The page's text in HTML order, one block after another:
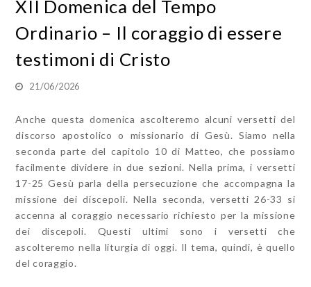
XII Domenica del Tempo
Ordinario – Il coraggio di essere
testimoni di Cristo
21/06/2026
Anche questa domenica ascolteremo alcuni versetti del
discorso apostolico o missionario di Gesù. Siamo nella
seconda parte del capitolo 10 di Matteo, che possiamo
facilmente dividere in due sezioni. Nella prima, i versetti
17-25 Gesù parla della persecuzione che accompagna la
missione dei discepoli. Nella seconda, versetti 26-33 si
accenna al coraggio necessario richiesto per la missione
dei discepoli. Questi ultimi sono i versetti che
ascolteremo nella liturgia di oggi. Il tema, quindi, è quello
del coraggio.